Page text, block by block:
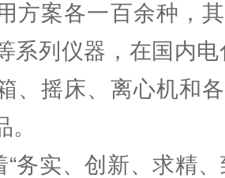
方案各一百余种，
系列仪器，在国内
、摇床、离心机和
“务实、创新、求精